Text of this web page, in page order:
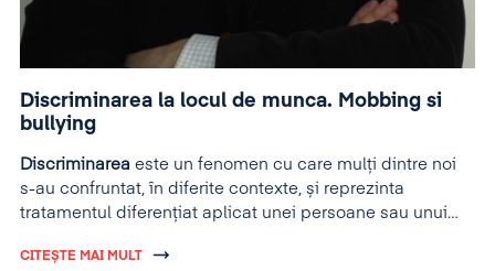
Discriminarea la locul de munca. Mobbing si
bullying
Discriminarea este un fenomen cu care mulți dintre noi
s-au confruntat, în diferite contexte, și reprezinta
tratamentul diferențiat aplicat unei persoane sau unui
Formele de discriminare cel mai adesea întâlnite sunt
CITEȘTE MAI MULT